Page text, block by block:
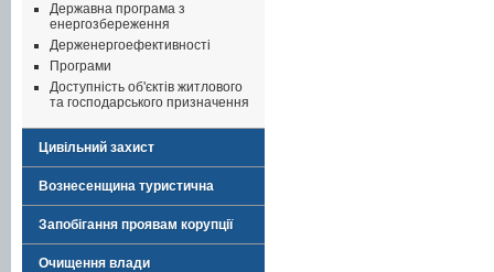
Державна програма з
енергозбереження
Держенергоефективності
Програми
Доступність об'єктів житлового
та господарського призначення
Цивільний захист
Вознесенщина туристична
Запобігання проявам корупції
Очищення влади